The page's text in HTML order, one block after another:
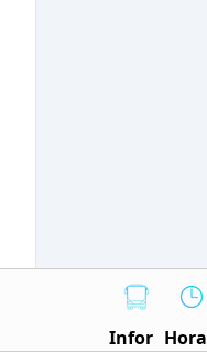
Infor Hora